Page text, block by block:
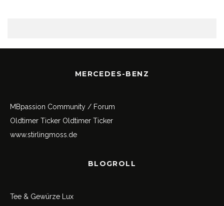
MERCEDES-BENZ
MBpassion Community / Forum
Oldtimer Ticker Oldtimer Ticker
www.stirlingmoss.de
BLOGROLL
Tee & Gewürze Lux